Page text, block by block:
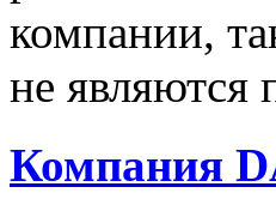
компании,
не являются
Компания